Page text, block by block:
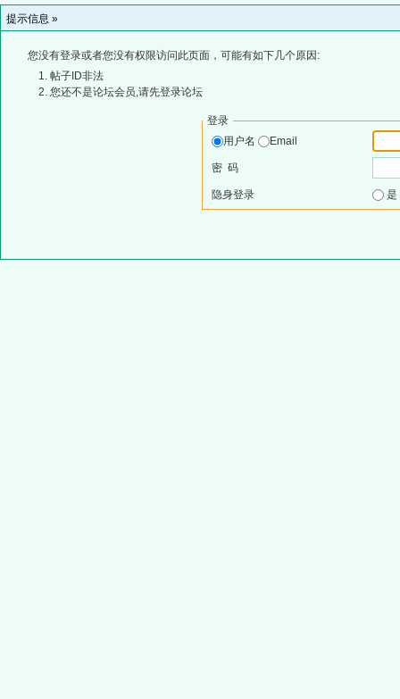
提示信息 »
您没有登录或者您没有权限访问此页面，可能有如下几个原因:
帖子ID非法
您还不是论坛会员,请先登录论坛
登录
用户名
Email
密 码
隐身登录